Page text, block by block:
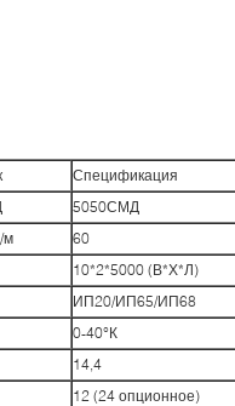
Спецификация
5050СМД
м
60
10*2*5000 (В*Х*Л)
ИП20/ИП65/ИП68
0-40°К
14,4
12 (24 опционное)